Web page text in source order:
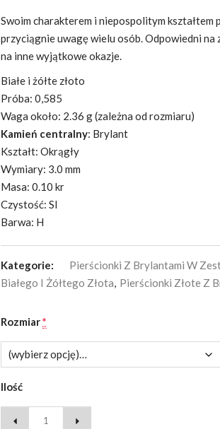
Swoim charakterem i niepospolitym kształtem
przyciągnie uwagę wielu osób. Odpowiedni na
na inne wyjątkowe okazje.
Białe i żółte złoto
Próba: 0,585
Waga około: 2.36 g (zależna od rozmiaru)
Kamień centralny: Brylant
Kształt: Okrągły
Wymiary: 3.0 mm
Masa: 0.10 kr
Czystość: SI
Barwa: H
Kategorie:
Pierścionki Z Brylantami W
Białego I Żółtego Złota, Pierścionki Złote Z
Rozmiar*
Ilość